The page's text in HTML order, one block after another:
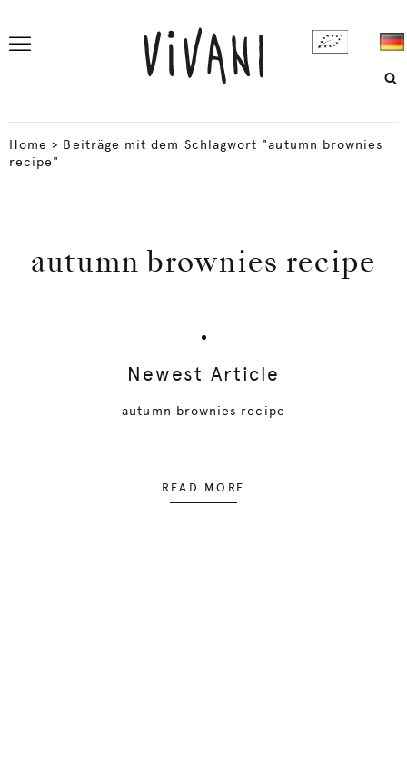
Home > Beiträge mit dem Schlagwort "autumn brownies
recipe"
autumn brownies recipe
Newest Article
autumn brownies recipe
READ MORE